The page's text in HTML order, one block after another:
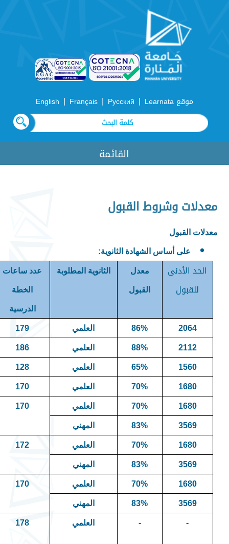
موقع Learnata |
Русский
|
Français
|
English
القائمة
معدلات وشروط القبول
معدلات القبول
على أساس الشهادة الثانوية:
الحد الأدنى
للقبول
معدل
القبول
الثانوية المطلوبة عدد ساعات
الخطة
الدرسية
2064
86% العلمي 179
2112
88% العلمي 186
1560
65% العلمي 128
1680
70% العلمي 170
1680
70% العلمي 170
3569
83% المهني
1680
70% العلمي 172
3569
83% المهني
1680
70% العلمي 170
3569
83% المهني
-
- العلمي 178